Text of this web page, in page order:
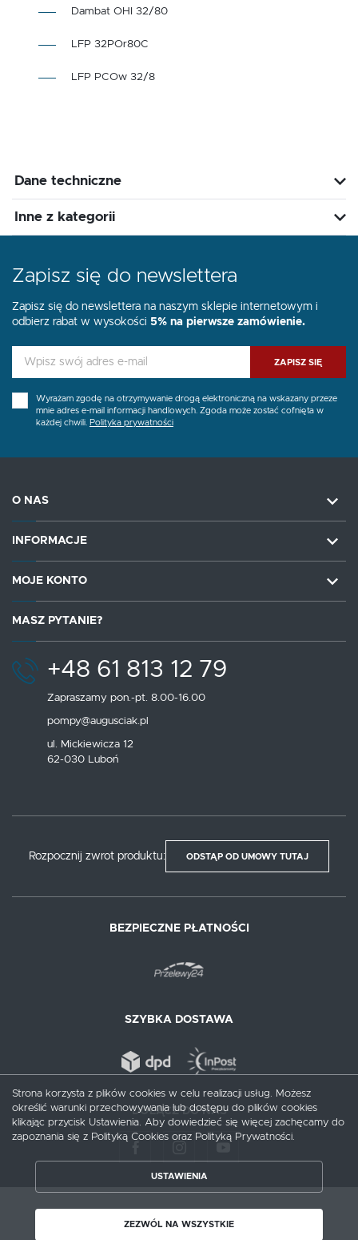
Dambat OHI 32/80
LFP 32POr80C
LFP PCOw 32/8
Dane techniczne
Inne z kategorii
Zapisz się do newslettera
Zapisz się do newslettera na naszym sklepie internetowym i
odbierz rabat w wysokości 5% na pierwsze zamówienie.
ZAPISZ SIĘ
Wyrażam zgodę na otrzymywanie drogą elektroniczną na wskazany przeze
mnie adres e-mail informacji handlowych. Zgoda może zostać cofnięta w
każdej chwili. Polityka prywatności
O NAS
INFORMACJE
MOJE KONTO
MASZ PYTANIE?
+48 61 813 12 79
Zapraszamy pon.-pt. 8.00-16.00
pompy@augusciak.pl
ul. Mickiewicza 12
62-030 Luboń
Rozpocznij zwrot produktu: ODSTĄP OD UMOWY TUTAJ
BEZPIECZNE PŁATNOŚCI
SZYBKA DOSTAWA
DOŁĄCZ DO NAS
Copyright by augusciak.pl
Strona korzysta z plików cookies w celu realizacji usług. Możesz
określić warunki przechowywania lub dostępu do plików cookies
klikając przycisk Ustawienia. Aby dowiedzieć się więcej zachęcamy do
zapoznania się z Polityką Cookies oraz Polityką Prywatności.
USTAWIENIA
ZEZWÓL NA WSZYSTKIE